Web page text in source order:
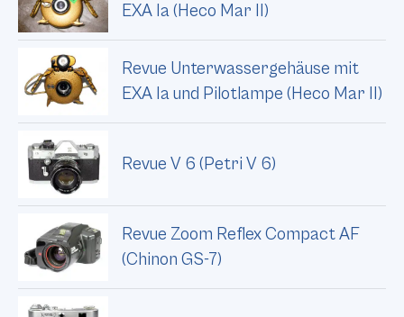
EXA Ia (Heco Mar II)
Revue Unterwassergehäuse mit
EXA Ia und Pilotlampe (Heco Mar II)
Revue V 6 (Petri V 6)
Revue Zoom Reflex Compact AF
(Chinon GS-7)